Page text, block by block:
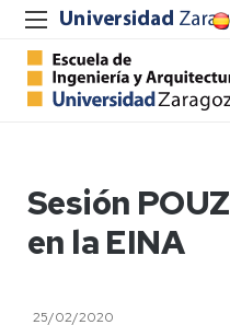
Sesión
en la EINA
25/02/2020